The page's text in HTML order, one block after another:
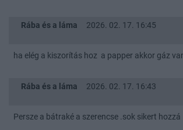
Rába és a láma
2026. 02. 17. 16:45
ha elég a kiszorítás hoz a papper akkor gáz
Rába és a láma
2026. 02. 17. 16:43
Persze a bátraké a szerencse .sok sikert hozzá